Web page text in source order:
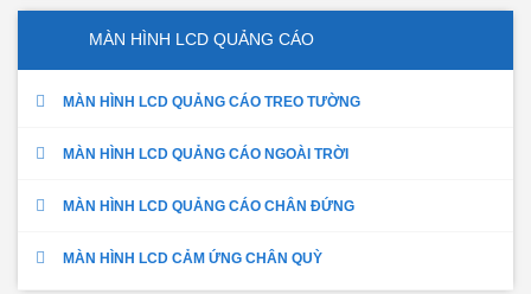
MÀN HÌNH LCD QUẢNG CÁO
MÀN HÌNH LCD QUẢNG CÁO TREO TƯỜNG
MÀN HÌNH LCD QUẢNG CÁO NGOÀI TRỜI
MÀN HÌNH LCD QUẢNG CÁO CHÂN ĐỨNG
MÀN HÌNH LCD CẢM ỨNG CHÂN QUỲ